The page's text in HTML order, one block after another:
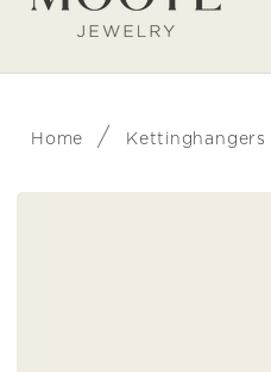
Home / Kettinghangers